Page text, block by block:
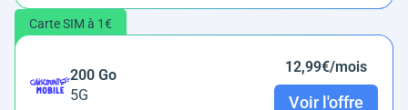
Carte SIM à 1€
200 Go
5G
12,99€/mois
Voir l'offre